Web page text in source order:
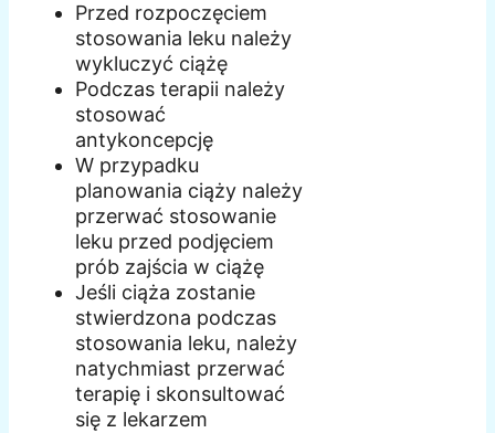
Przed rozpoczęciem
stosowania leku należy
wykluczyć ciążę
Podczas terapii należy
stosować
antykoncepcję
W przypadku
planowania ciąży należy
przerwać stosowanie
leku przed podjęciem
prób zajścia w ciążę
Jeśli ciąża zostanie
stwierdzona podczas
stosowania leku, należy
natychmiast przerwać
terapię i skonsultować
się z lekarzem